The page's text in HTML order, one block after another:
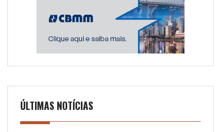
ÚLTIMAS NOTÍCIAS